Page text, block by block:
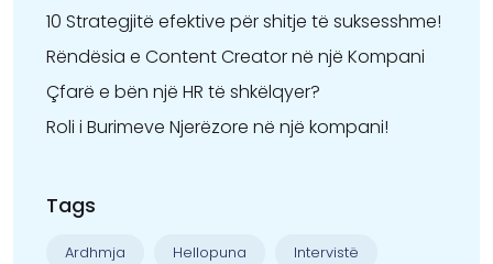
10 Strategjitë efektive për shitje të suksesshme!
Rëndësia e Content Creator në një Kompani
Çfarë e bën një HR të shkëlqyer?
Roli i Burimeve Njerëzore në një kompani!
Tags
Ardhmja Hellopuna Intervistë